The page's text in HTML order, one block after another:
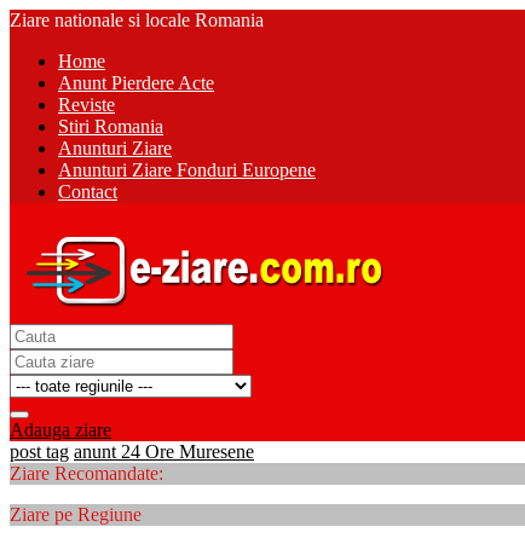
Ziare nationale si locale Romania
Home
Anunt Pierdere Acte
Reviste
Stiri Romania
Anunturi Ziare
Anunturi Ziare Fonduri Europene
Contact
Adauga ziare
post tag anunt 24 Ore Muresene
Ziare Recomandate:
Ziare pe Regiune